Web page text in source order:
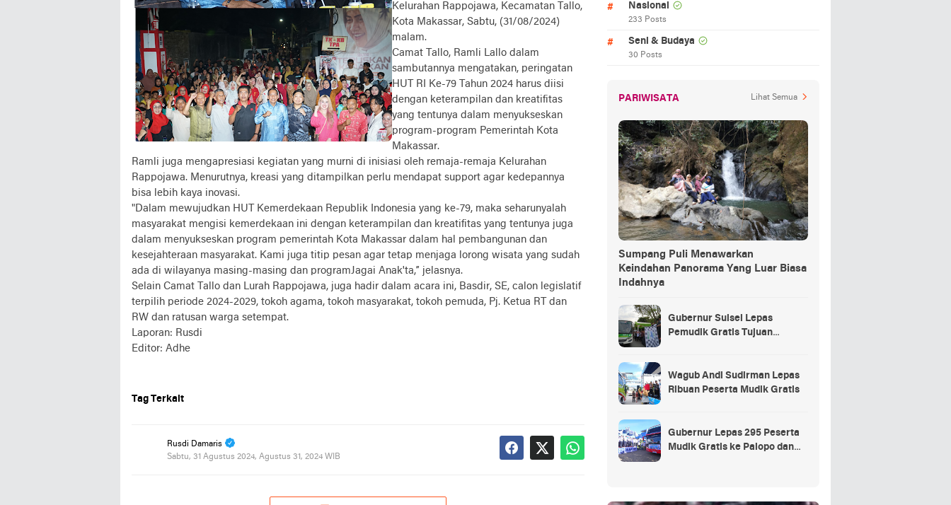
Kelurahan Rappojawa, Kecamatan Tallo,
Kota Makassar, Sabtu, (31/08/2024)
malam.
Camat Tallo, Ramli Lallo dalam
sambutannya mengatakan, peringatan
HUT RI Ke-79 Tahun 2024 harus diisi
dengan keterampilan dan kreatifitas
yang tentunya dalam menyukseskan
program-program Pemerintah Kota
Makassar.
Ramli juga mengapresiasi kegiatan yang murni di inisiasi oleh remaja-remaja Kelurahan
Rappojawa. Menurutnya, kreasi yang ditampilkan perlu mendapat support agar kedepannya
bisa lebih kaya inovasi.
"Dalam mewujudkan HUT Kemerdekaan Republik Indonesia yang ke-79, maka seharunyalah
masyarakat mengisi kemerdekaan ini dengan keterampilan dan kreatifitas yang tentunya juga
dalam menyukseskan program pemerintah Kota Makassar dalam hal pembangunan dan
kesejahteraan masyarakat. Kami juga titip pesan agar tetap menjaga lorong wisata yang sudah
ada di wilayanya masing-masing dan programJagai Anak'ta,” jelasnya.
Selain Camat Tallo dan Lurah Rappojawa, juga hadir dalam acara ini, Basdir, SE, calon legislatif
terpilih periode 2024-2029, tokoh agama, tokoh masyarakat, tokoh pemuda, Pj. Ketua RT dan
RW dan ratusan warga setempat.
Laporan: Rusdi
Editor: Adhe
Tag Terkait
Rusdi Damaris
Sabtu, 31 Agustus 2024, Agustus 31, 2024 WIB
Nasional
233 Posts
Seni & Budaya
30 Posts
PARIWISATA Lihat Semua
Sumpang Puli Menawarkan
Keindahan Panorama Yang Luar Biasa
Indahnya
Gubernur Sulsel Lepas
Pemudik Gratis Tujuan
Wagub Andi Sudirman Lepas
Ribuan Peserta Mudik Gratis
Gubernur Lepas 295 Peserta
Mudik Gratis ke Palopo dan